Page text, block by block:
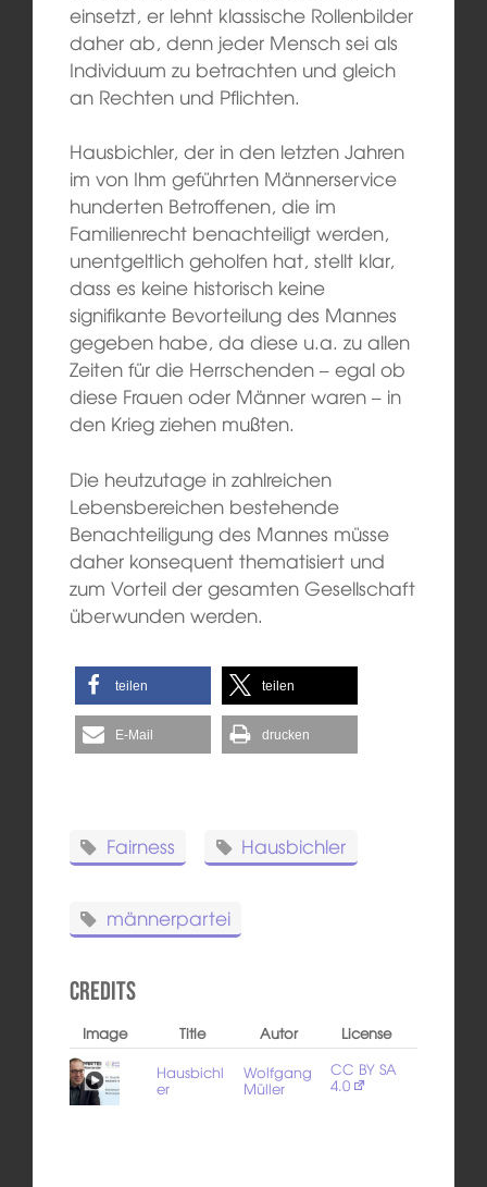
einsetzt, er lehnt klassische Rollenbilder
daher ab, denn jeder Mensch sei als
Individuum zu betrachten und gleich
an Rechten und Pflichten.
Hausbichler, der in den letzten Jahren
im von Ihm geführten Männerservice
hunderten Betroffenen, die im
Familienrecht benachteiligt werden,
unentgeltlich geholfen hat, stellt klar,
dass es keine historisch keine
signifikante Bevorteilung des Mannes
gegeben habe, da diese u.a. zu allen
Zeiten für die Herrschenden – egal ob
diese Frauen oder Männer waren – in
den Krieg ziehen mußten.
Die heutzutage in zahlreichen
Lebensbereichen bestehende
Benachteiligung des Mannes müsse
daher konsequent thematisiert und
zum Vorteil der gesamten Gesellschaft
überwunden werden.
teilen teilen
E-Mail drucken
Fairness Hausbichler
männerpartei
Credits
Image Title Autor
License
Hausbichl
er
Wolfgang
Müller
CC BY SA
4.0